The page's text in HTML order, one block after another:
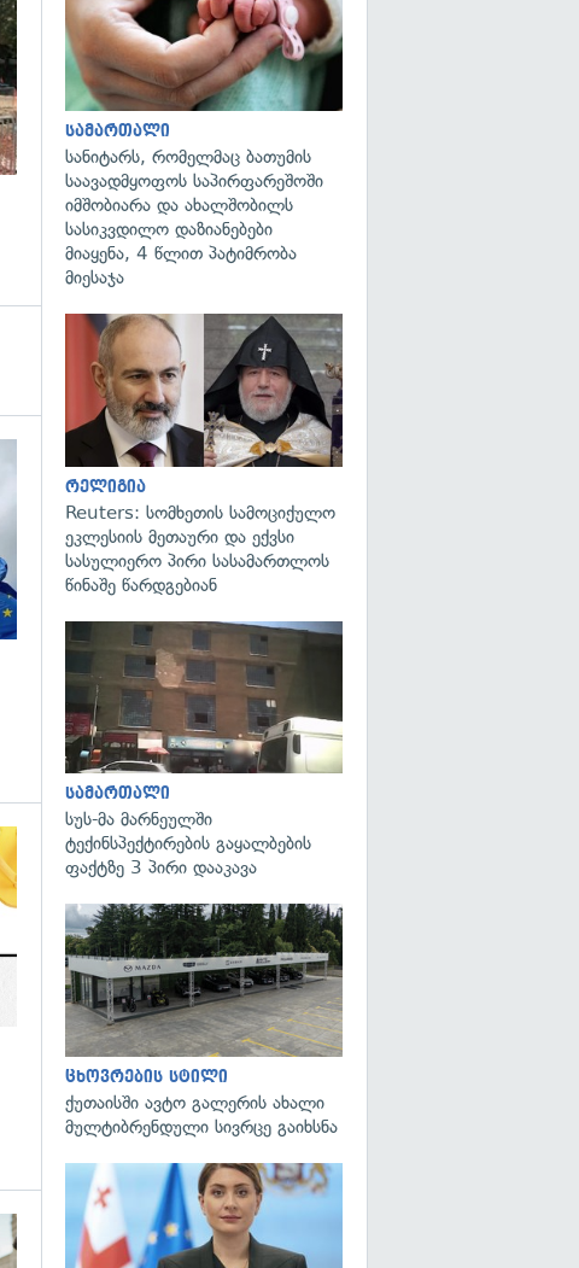
გადახედვა
გადახედვა
სამართალი
სანიტარს, რომელმაც ბათუმის
საავადმყოფოს საპირფარეშოში
იმშობიარა და ახალშობილს
სასიკვდილო დაზიანებები
მიაყენა, 4 წლით პატიმრობა
მიესაჯა
რელიგია
Reuters: სომხეთის სამოციქულო
ეკლესიის მეთაური და ექვსი
სასულიერო პირი სასამართლოს
წინაშე წარდგებიან
სამართალი
სუს-მა მარნეულში
ტექინსპექტირების გაყალბების
ფაქტზე 3 პირი დააკავა
ცხოვრების სტილი
ქუთაისში ავტო გალერის ახალი
მულტიბრენდული სივრცე გაიხსნა